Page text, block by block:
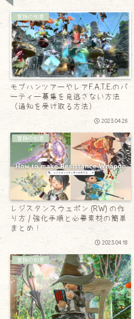
冒険の知恵
モブハンツアーやレアF.A.T.E.のパ
ーティー募集を見逃さない方法
（通知を受け取る方法）
2023.04.26
冒険の知恵
レジスタンスウェポン (RW) の作
り方 / 強化手順と必要素材の簡単
まとめ！
2023.04.18
冒険の知恵